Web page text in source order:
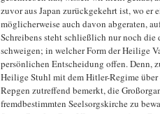
zuvor aus Japan zurückgekehrt ist, wo er
möglicherweise auch davon abgeraten,
Schreibens steht schließlich nur noch
schweigen; in welcher Form der Heilige
persönlichen Entscheidung offen. Denn,
Heilige Stuhl mit dem Hitler-Regime
Repgen zutreffend bemerkt, die
fremdbestimmten Seelsorgskirche zu